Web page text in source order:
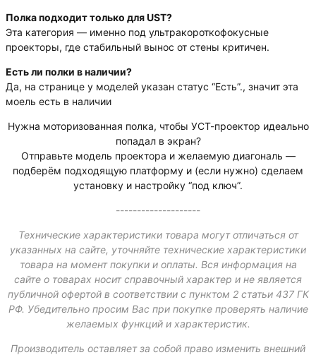
Полка подходит только для UST?
Эта категория — именно под ультракороткофокусные
проекторы, где стабильный вынос от стены критичен.
Есть ли полки в наличии?
Да, на странице у моделей указан статус “Есть”., значит эта
моель есть в наличии
Нужна моторизованная полка, чтобы УСТ-проектор идеально
попадал в экран?
Отправьте модель проектора и желаемую диагональ —
подберём подходящую платформу и (если нужно) сделаем
установку и настройку “под ключ”.
--------------------
Технические характеристики товара могут отличаться от
указанных на сайте, уточняйте технические характеристики
товара на момент покупки и оплаты. Вся информация на
сайте о товарах носит справочный характер и не является
публичной офертой в соответствии с пунктом 2 статьи 437 ГК
РФ. Убедительно просим Вас при покупке проверять наличие
желаемых функций и характеристик.
Производитель оставляет за собой право изменить внешний